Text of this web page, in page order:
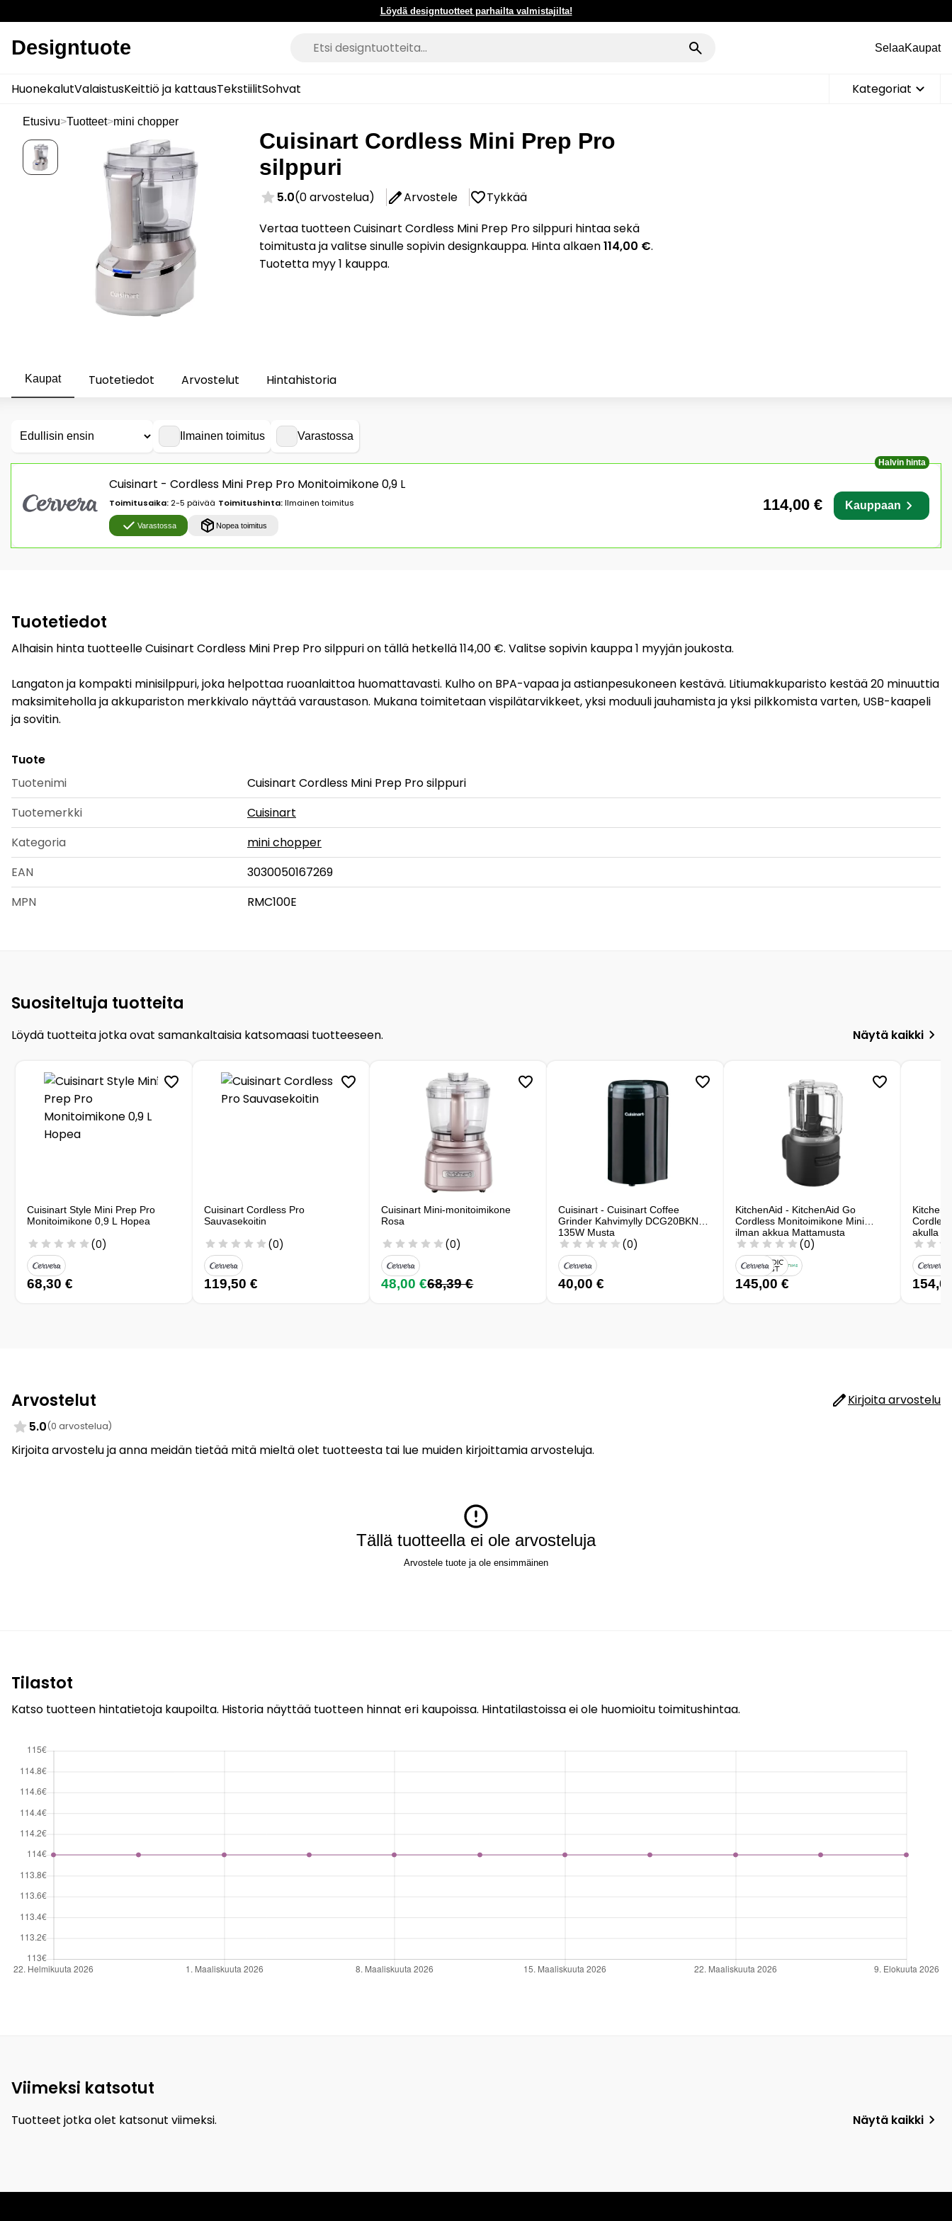
Löydä designtuotteet parhailta valmistajilta!
Designtuote SelaaKaupat
HuonekalutValaistusKeittiö ja kattausTekstiilitSohvat Kategoriat
Etusivu>Tuotteet>mini chopper
Cuisinart Cordless Mini Prep Pro
silppuri
5.0(0 arvostelua) Arvostele
Tykkää
Vertaa tuotteen Cuisinart Cordless Mini Prep Pro silppuri hintaa sekä
toimitusta ja valitse sinulle sopivin designkauppa. Hinta alkaen114,00 €.
Tuotetta myy 1 kauppa.
Kaupat Tuotetiedot Arvostelut Hintahistoria
Ilmainen toimitus Varastossa
Halvin hinta
Cuisinart - Cordless Mini Prep Pro Monitoimikone 0,9 L
Toimitusaika: 2-5 päivää Toimitushinta:Ilmainen toimitus
Varastossa Nopea toimitus
114,00 € Kauppaan
Tuotetiedot
Alhaisin hinta tuotteelle Cuisinart Cordless Mini Prep Pro silppuri on tällä hetkellä 114,00 €. Valitse sopivin kauppa 1 myyjän joukosta.
Langaton ja kompakti minisilppuri, joka helpottaa ruoanlaittoa huomattavasti. Kulho on BPA-vapaa ja astianpesukoneen kestävä. Litiumakkuparisto kestää 20 minuuttia
maksimiteholla ja akkupariston merkkivalo näyttää varaustason. Mukana toimitetaan vispilätarvikkeet, yksi moduuli jauhamista ja yksi pilkkomista varten, USB-kaapeli
ja sovitin.
Tuote
Tuotenimi
Cuisinart Cordless Mini Prep Pro silppuri
Tuotemerkki
Cuisinart
Kategoria
mini chopper
EAN
3030050167269
MPN
RMC100E
Suositeltuja tuotteita
Löydä tuotteita jotka ovat samankaltaisia katsomaasi tuotteeseen. Näytä kaikki
Cuisinart Style Mini Prep Pro
Monitoimikone 0,9 L Hopea
(0)
68,30 €
Cuisinart Cordless Pro
Sauvasekoitin
(0)
119,50 €
Cuisinart Mini-monitoimikone
Rosa
(0)
48,00 €68,39 €
Cuisinart - Cuisinart Coffee
Grinder Kahvimylly DCG20BKNE
135W Musta
(0)
40,00 €
KitchenAid - KitchenAid Go
Cordless Monitoimikone Mini
ilman akkua Mattamusta
(0)
145,00 €
akulla
Arvostelut
Kirjoita arvostelu
5.0(0 arvostelua)
Kirjoita arvostelu ja anna meidän tietää mitä mieltä olet tuotteesta tai lue muiden kirjoittamia arvosteluja.
Tällä tuotteella ei ole arvosteluja
Arvostele tuote ja ole ensimmäinen
Tilastot
Katso tuotteen hintatietoja kaupoilta. Historia näyttää tuotteen hinnat eri kaupoissa. Hintatilastoissa ei ole huomioitu toimitushintaa.
Viimeksi katsotut
Tuotteet jotka olet katsonut viimeksi. Näytä kaikki